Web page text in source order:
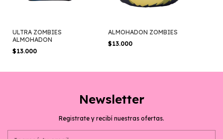
ULTRA ZOMBIES
ALMOHADON
$13.000
ALMOHADON ZOMBIES
$13.000
Newsletter
Registrate y recibí nuestras ofertas.